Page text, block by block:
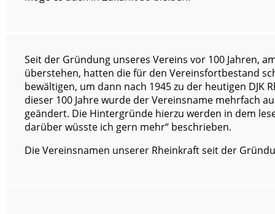
Seit der Gründung unseres Vereins vor 100 Jahren,
überstehen, hatten die für den Vereinsfortbestand
bewältigen, um dann nach 1945 zu der heutigen DJK
dieser 100 Jahre wurde der Vereinsname mehrfach
geändert. Die Hintergründe hierzu werden in dem
darüber wüsste ich gern mehr“ beschrieben.
Die Vereinsnamen unserer Rheinkraft seit der